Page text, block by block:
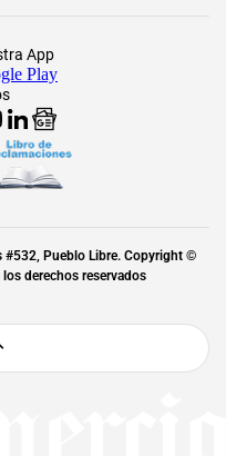
App
Play
#532, Pueblo Libre. Copyright ©
derechos reservados